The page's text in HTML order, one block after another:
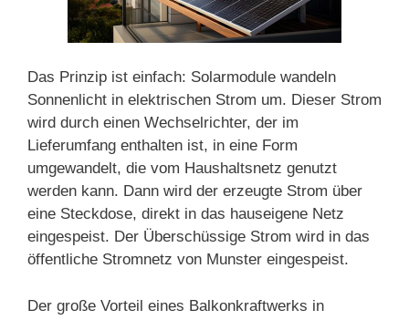
Das Prinzip ist einfach: Solarmodule wandeln
Sonnenlicht in elektrischen Strom um. Dieser Strom
wird durch einen Wechselrichter, der im
Lieferumfang enthalten ist, in eine Form
umgewandelt, die vom Haushaltsnetz genutzt
werden kann. Dann wird der erzeugte Strom über
eine Steckdose, direkt in das hauseigene Netz
eingespeist. Der Überschüssige Strom wird in das
öffentliche Stromnetz von Munster eingespeist.
Der große Vorteil eines Balkonkraftwerks in